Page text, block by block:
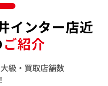
インター店近
ご紹介
級・買取店舗数